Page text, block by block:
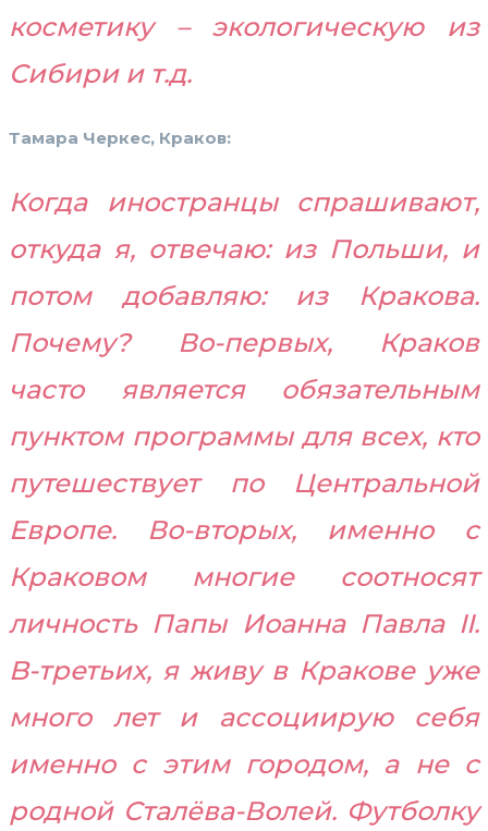
косметику – экологическую из
Сибири и т.д.
Тамара Черкес, Краков:
Когда иностранцы спрашивают,
откуда я, отвечаю: из Польши, и
потом добавляю: из Кракова.
Почему? Во-первых, Краков
часто является обязательным
пунктом программы для всех, кто
путешествует по Центральной
Европе. Во-вторых, именно с
Краковом многие соотносят
личность Папы Иоанна Павла II.
B-третьих, я живу в Кракове уже
много лет и ассоциирую себя
именно с этим городом, а не с
родной Сталёва-Волей. Футболку